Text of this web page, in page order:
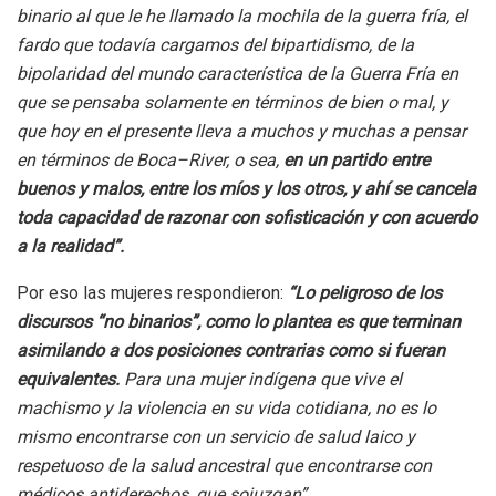
binario al que le he llamado la mochila de la guerra fría, el
fardo que todavía cargamos del bipartidismo, de la
bipolaridad del mundo característica de la Guerra Fría en
que se pensaba solamente en términos de bien o mal, y
que hoy en el presente lleva a muchos y muchas a pensar
en términos de Boca–River, o sea, en un partido entre
buenos y malos, entre los míos y los otros, y ahí se cancela
toda capacidad de razonar con sofisticación y con acuerdo
a la realidad”.
Por eso las mujeres respondieron: “Lo peligroso de los
discursos “no binarios”, como lo plantea es que terminan
asimilando a dos posiciones contrarias como si fueran
equivalentes. Para una mujer indígena que vive el
machismo y la violencia en su vida cotidiana, no es lo
mismo encontrarse con un servicio de salud laico y
respetuoso de la salud ancestral que encontrarse con